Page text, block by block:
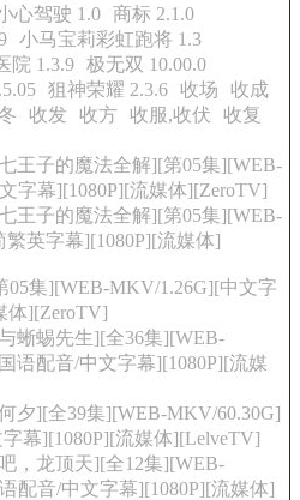
心驾驶 1.0 商标 2.1.0
小马宝莉彩虹跑将 1.3
院 1.3.9 极无双 10.00.0
狙神荣耀 2.3.6 收场
收成
收发 收方 收服,收伏
收复
王子的魔法全解][第05集][WEB-
字幕][1080P][流媒体][ZeroTV]
王子的魔法全解][第05集][WEB-
繁英字幕][1080P][流媒体]
05集][WEB-MKV/1.26G][中文字
体][ZeroTV]
蜥蜴先生][全36集][WEB-
语配音/中文字幕][1080P][流媒
夕][全39集][WEB-MKV/60.30G]
幕][1080P][流媒体][LelveTV]
，龙顶天][全12集][WEB-
配音/中文字幕][1080P][流媒体]